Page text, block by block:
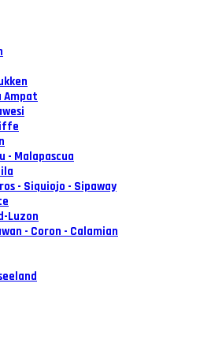
Ampat
- Malapascua
- Siquiojo - Sipaway
Luzon
- Coron - Calamian